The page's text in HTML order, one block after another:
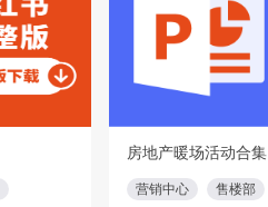
房地产暖场活动合集
营销中心 售楼部